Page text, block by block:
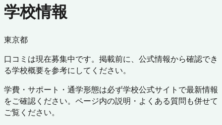
学校情報
東京都
口コミは現在募集中です。掲載前に、公式情報から確認でき
る学校概要を参考にしてください。
学費・サポート・通学形態は必ず学校公式サイトで最新情報
をご確認ください。ページ内の説明・よくある質問も併せて
ご覧ください。